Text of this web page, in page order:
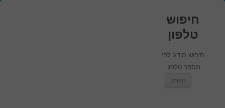
חיפוש
טלפון
חיפוש מידע לפי
מספר טלפון.
תפריט